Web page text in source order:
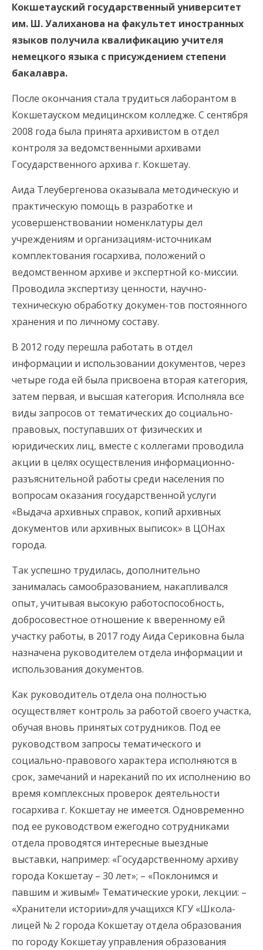
Кокшетауский государственный университет
им. Ш. Уалиханова на факультет иностранных
языков получила квалификацию учителя
немецкого языка с присуждением степени
бакалавра.
После окончания стала трудиться лаборантом в
Кокшетауском медицинском колледже. С сентября
2008 года была принята архивистом в отдел
контроля за ведомственными архивами
Государственного архива г. Кокшетау.
Аида Тлеубергенова оказывала методическую и
практическую помощь в разработке и
усовершенствовании номенклатуры дел
учреждениям и организациям-источникам
комплектования госархива, положений о
ведомственном архиве и экспертной ко-миссии.
Проводила экспертизу ценности, научно-
техническую обработку докумен-тов постоянного
хранения и по личному составу.
В 2012 году перешла работать в отдел
информации и использовании документов, через
четыре года ей была присвоена вторая категория,
затем первая, и высшая категория. Исполняла все
виды запросов от тематических до социально-
правовых, поступавших от физических и
юридических лиц, вместе с коллегами проводила
акции в целях осуществления информационно-
разъяснительной работы среди населения по
вопросам оказания государственной услуги
«Выдача архивных справок, копий архивных
документов или архивных выписок» в ЦОНах
города.
Так успешно трудилась, дополнительно
занималась самообразованием, накапливался
опыт, учитывая высокую работоспособность,
добросовестное отношение к вверенному ей
участку работы, в 2017 году Аида Сериковна была
назначена руководителем отдела информации и
использования документов.
Как руководитель отдела она полностью
осуществляет контроль за работой своего участка,
обучая вновь принятых сотрудников. Под ее
руководством запросы тематического и
социально-правового характера исполняются в
срок, замечаний и нареканий по их исполнению во
время комплексных проверок деятельности
госархива г. Кокшетау не имеется. Одновременно
под ее руководством ежегодно сотрудниками
отдела проводятся интересные выездные
выставки, например: «Государственному архиву
города Кокшетау – 30 лет»; – «Поклонимся и
павшим и живым!» Тематические уроки, лекции: –
«Хранители истории»для учащихся КГУ «Школа-
лицей № 2 города Кокшетау отдела образования
по городу Кокшетау управления образования